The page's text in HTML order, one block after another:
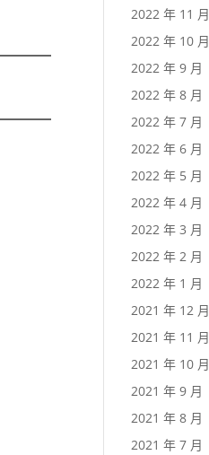
2022 年 11 月
2022 年 10 月
2022 年 9 月
2022 年 8 月
2022 年 7 月
2022 年 6 月
2022 年 5 月
2022 年 4 月
2022 年 3 月
2022 年 2 月
2022 年 1 月
2021 年 12 月
2021 年 11 月
2021 年 10 月
2021 年 9 月
2021 年 8 月
2021 年 7 月